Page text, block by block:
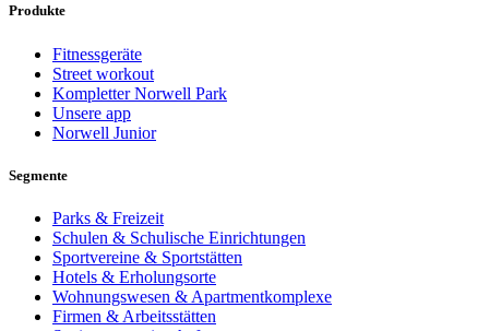
Produkte
Fitnessgeräte
Street workout
Kompletter Norwell Park
Unsere app
Norwell Junior
Segmente
Parks & Freizeit
Schulen & Schulische Einrichtungen
Sportvereine & Sportstätten
Hotels & Erholungsorte
Wohnungswesen & Apartmentkomplexe
Firmen & Arbeitsstätten